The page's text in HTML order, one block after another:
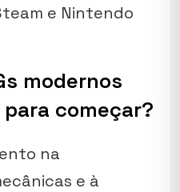
e Nintendo
modernos
começar?
na
e à